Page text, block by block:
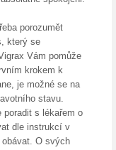
a